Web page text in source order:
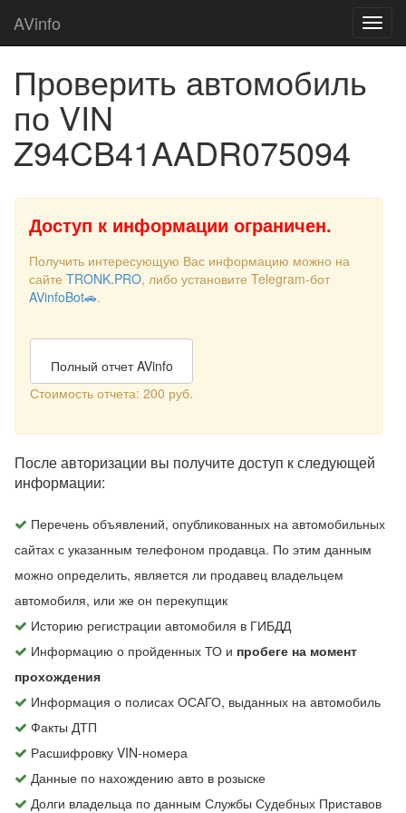
AVinfo
Проверить автомобиль
по VIN
Z94CB41AADR075094
Доступ к информации ограничен.
Получить интересующую Вас информацию можно на
сайте TRONK.PRO, либо установите Telegram-бот
AVinfoBot🚗.
Полный отчет AVinfo
Стоимость отчета: 200 руб.
После авторизации вы получите доступ к следующей
информации:
Перечень объявлений, опубликованных на автомобильных
сайтах с указанным телефоном продавца. По этим данным
можно определить, является ли продавец владельцем
автомобиля, или же он перекупщик
Историю регистрации автомобиля в ГИБДД
Информацию о пройденных ТО и пробеге на момент
прохождения
Информация о полисах ОСАГО, выданных на автомобиль
Факты ДТП
Расшифровку VIN-номера
Данные по нахождению авто в розыске
Долги владельца по данным Службы Судебных Приставов